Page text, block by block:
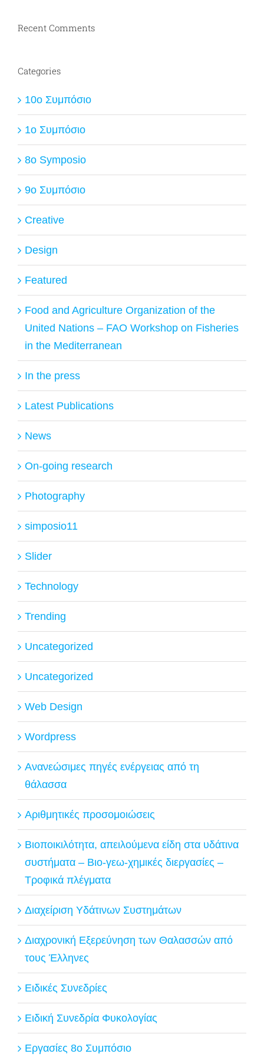
Recent Comments
Categories
10ο Συμπόσιο
1ο Συμπόσιο
8o Symposio
9ο Συμπόσιο
Creative
Design
Featured
Food and Agriculture Organization of the
United Nations – FAO Workshop on Fisheries
in the Mediterranean
In the press
Latest Publications
News
On-going research
Photography
simposio11
Slider
Technology
Trending
Uncategorized
Uncategorized
Web Design
Wordpress
Ανανεώσιμες πηγές ενέργειας από τη
θάλασσα
Αριθμητικές προσομοιώσεις
Βιοποικιλότητα, απειλούμενα είδη στα υδάτινα
συστήματα – Βιο-γεω-χημικές διεργασίες –
Τροφικά πλέγματα
Διαχείριση Υδάτινων Συστημάτων
Διαχρονική Εξερεύνηση των Θαλασσών από
τους Έλληνες
Ειδικές Συνεδρίες
Ειδική Συνεδρία Φυκολογίας
Εργασίες 8ο Συμπόσιο